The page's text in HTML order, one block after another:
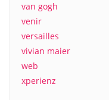
van gogh
venir
versailles
vivian maier
web
xperienz